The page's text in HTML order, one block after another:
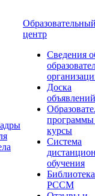
центр
Сведения
Доска
объявлений
курсы
Система
обучения
Библиотека
РССМ